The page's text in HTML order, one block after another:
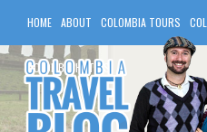
HOME ABOUT COLOMBIA TOURS
COLOMBIA HOTELS